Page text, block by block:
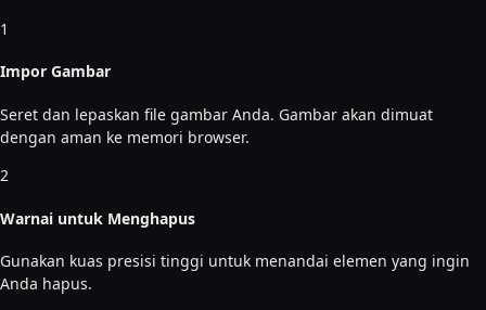
1
Impor Gambar
Seret dan lepaskan file gambar Anda. Gambar akan dimuat
dengan aman ke memori browser.
2
Warnai untuk Menghapus
Gunakan kuas presisi tinggi untuk menandai elemen yang ingin
Anda hapus.